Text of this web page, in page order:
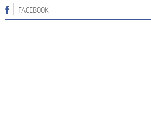
FACEBOOK